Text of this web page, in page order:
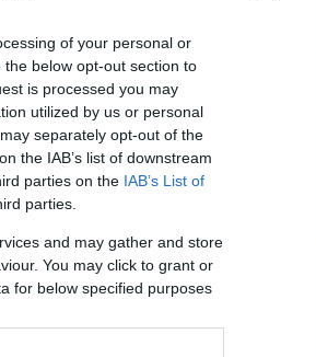
of your personal or
below opt-out section to
is processed you may
utilized by us or personal
separately opt-out of the
the IAB’s list of downstream
parties on the IAB’s List of
parties.
and may gather and store
You may click to grant or
for below specified purposes